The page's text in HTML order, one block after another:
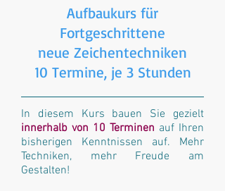
Aufbaukurs für
Fortgeschrittene
neue Zeichentechniken
10 Termine, je 3 Stunden
In diesem Kurs bauen Sie gezielt
innerhalb von 10 Terminen auf Ihren
bisherigen Kenntnissen auf. Mehr
Techniken, mehr Freude am
Gestalten!